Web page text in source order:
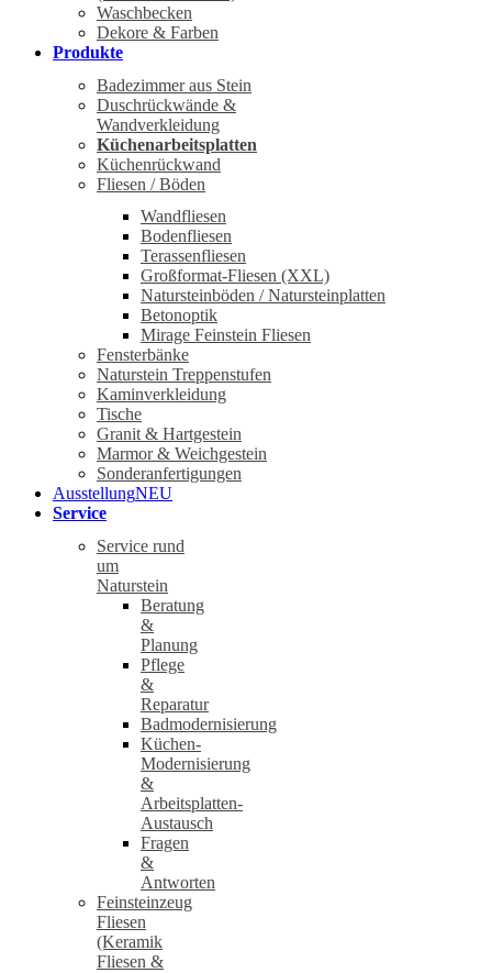
Waschbecken
Dekore & Farben
Produkte
Badezimmer aus Stein
Duschrückwände &
Wandverkleidung
Küchenarbeitsplatten
Küchenrückwand
Fliesen / Böden
Wandfliesen
Bodenfliesen
Terassenfliesen
Großformat-Fliesen (XXL)
Natursteinböden / Natursteinplatten
Betonoptik
Mirage Feinstein Fliesen
Fensterbänke
Naturstein Treppenstufen
Kaminverkleidung
Tische
Granit & Hartgestein
Marmor & Weichgestein
Sonderanfertigungen
AusstellungNEU
Service
Service rund
um
Naturstein
Beratung
&
Planung
Pflege
&
Reparatur
Badmodernisierung
Küchen-
Modernisierung
&
Arbeitsplatten-
Austausch
Fragen
&
Antworten
Feinsteinzeug
Fliesen
(Keramik
Fliesen &